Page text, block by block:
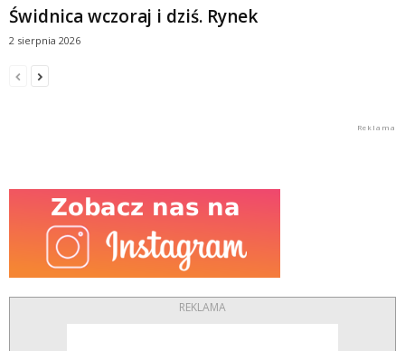
Świdnica wczoraj i dziś. Rynek
2 sierpnia 2026
REKLAMA